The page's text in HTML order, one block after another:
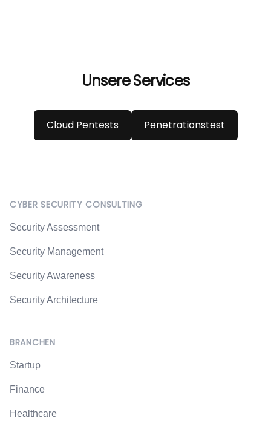
Unsere Services
Cloud Pentests Penetrationstest
CYBER SECURITY CONSULTING
Security Assessment
Security Management
Security Awareness
Security Architecture
BRANCHEN
Startup
Finance
Healthcare